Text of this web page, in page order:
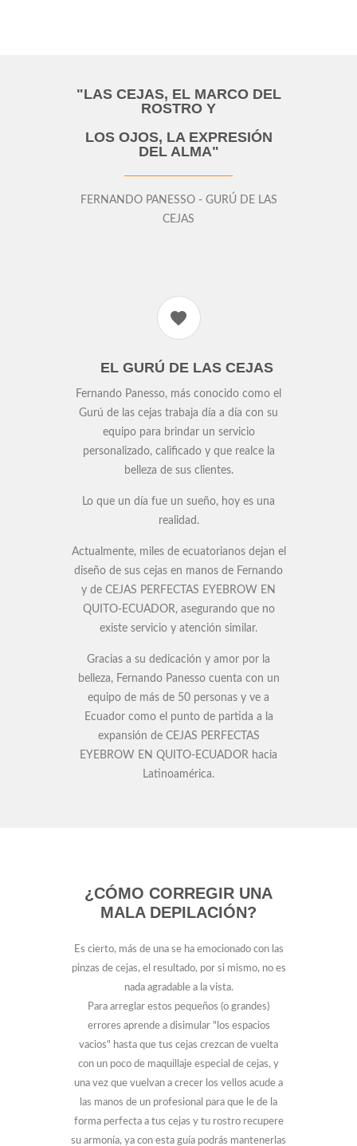
"LAS CEJAS, EL MARCO DEL
ROSTRO Y
LOS OJOS, LA EXPRESIÓN
DEL ALMA"
FERNANDO PANESSO - GURÚ DE LAS
CEJAS
EL GURÚ DE LAS CEJAS
Fernando Panesso, más conocido como el
Gurú de las cejas trabaja día a día con su
equipo para brindar un servicio
personalizado, calificado y que realce la
belleza de sus clientes.
Lo que un día fue un sueño, hoy es una
realidad.
Actualmente, miles de ecuatorianos dejan el
diseño de sus cejas en manos de Fernando
y de CEJAS PERFECTAS EYEBROW EN
QUITO-ECUADOR, asegurando que no
existe servicio y atención similar.
Gracias a su dedicación y amor por la
belleza, Fernando Panesso cuenta con un
equipo de más de 50 personas y ve a
Ecuador como el punto de partida a la
expansión de CEJAS PERFECTAS
EYEBROW EN QUITO-ECUADOR hacia
Latinoamérica.
¿CÓMO CORREGIR UNA
MALA DEPILACIÓN?
Es cierto, más de una se ha emocionado con las
pinzas de cejas, el resultado, por si mismo, no es
nada agradable a la vista.
Para arreglar estos pequeños (o grandes)
errores aprende a disimular "los espacios
vacios" hasta que tus cejas crezcan de vuelta
con un poco de maquillaje especial de cejas, y
una vez que vuelvan a crecer los vellos acude a
las manos de un profesional para que le de la
forma perfecta a tus cejas y tu rostro recupere
su armonía, ya con esta guía podrás mantenerlas